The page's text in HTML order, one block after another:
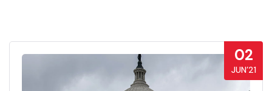
02
JUN’21